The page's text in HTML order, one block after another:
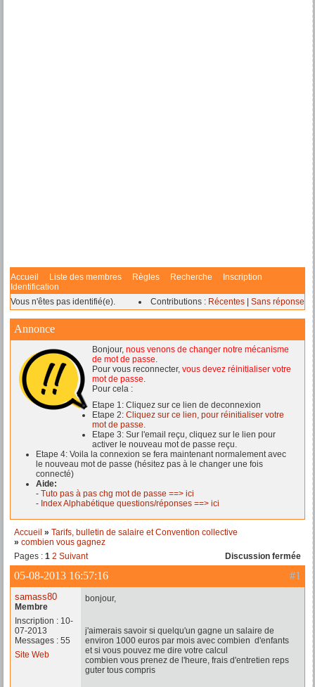
Accueil Liste des membres Règles Recherche
Inscription
Identification
Vous n'êtes pas identifié(e).
Contributions : Récentes Sans réponse
Annonce
Bonjour, nous venons de changer notre mécanisme
de mot de passe.
Pour vous reconnecter, vous devez réinitialiser votre
mot de passe.
Pour cela :
Etape 1: Cliquez sur ce lien de deconnexion
Etape 2: Cliquez sur ce lien, pour réinitialiser votre
mot de passe.
Etape 3: Sur l'email reçu, cliquez sur le lien pour
activer le nouveau mot de passe reçu.
Etape 4: Voila la connexion se fera maintenant normalement avec
le nouveau mot de passe (hésitez pas à le changer une fois
connecté)
Aide:
- Tuto pas à pas chg mot de passe ==> ici
- Index Alphabétique questions/réponses ==> ici
Accueil » Tarifs, bulletin de salaire et Convention collective
» combien vous gagnez
Pages : 1 2 Suivant Discussion fermée
#1
05-08-2013 16:57:16
samass80
Membre
Inscription : 10-
07-2013
Messages : 55
Site Web
bonjour,
j'aimerais savoir si quelqu'un gagne un salaire de
environ 1000 euros par mois avec combien d'enfants
et si vous pouvez me dire votre calcul
combien vous prenez de l'heure, frais d'entretien reps
guter tous compris